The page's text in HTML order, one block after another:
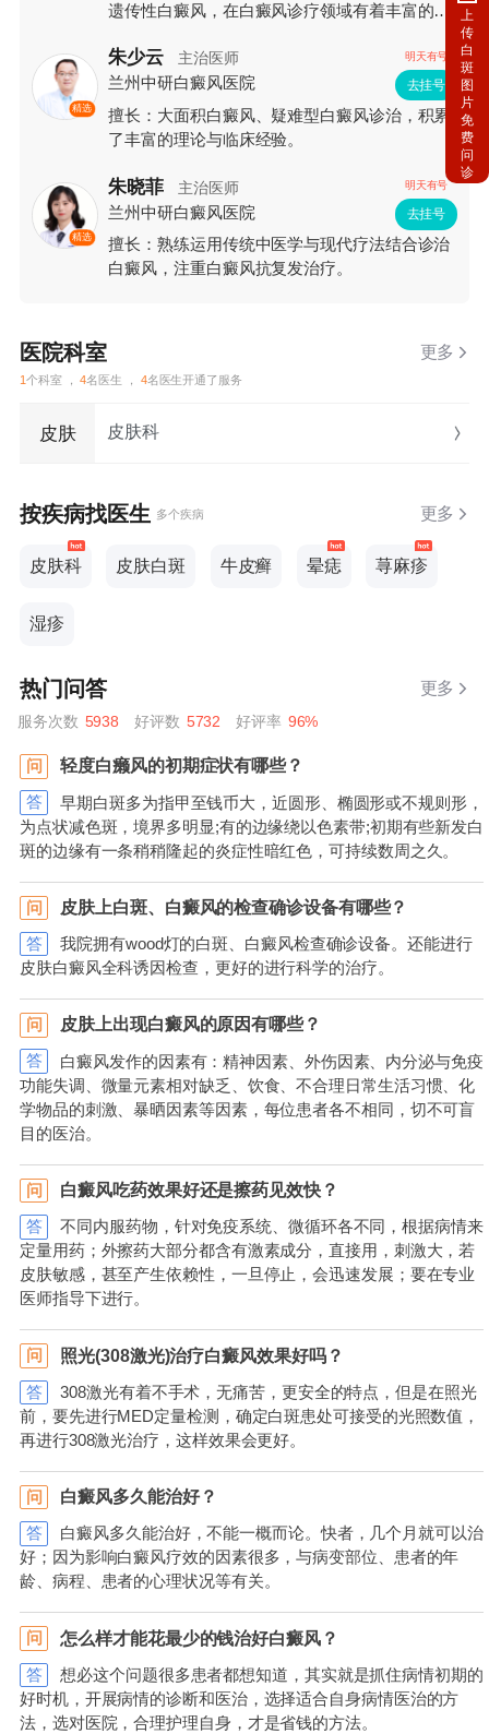
遗传性白癜风，在白癜风诊疗领域有着丰富的临
精选
朱少云 主治医师
兰州中研白癜风医院
明天有号
去挂号
擅长：大面积白癜风、疑难型白癜风诊治，积累
了丰富的理论与临床经验。
精选
朱晓菲 主治医师
兰州中研白癜风医院
明天有号
去挂号
擅长：熟练运用传统中医学与现代疗法结合诊治
白癜风，注重白癜风抗复发治疗。
医院科室 更多
1 个科室 ，4名医生 ， 4名医生开通了服务
皮肤 皮肤科
按疾病找医生 多个疾病 更多
皮肤科 皮肤白斑 牛皮癣 晕痣 荨麻疹
湿疹
热门问答 更多
服务次数 5938 好评数 5732 好评率 96%
问 轻度白癞风的初期症状有哪些？
答
早期白斑多为指甲至钱币大，近圆形、椭圆形或不规则形，
为点状减色斑，境界多明显;有的边缘绕以色素带;初期有些新发白
斑的边缘有一条稍稍隆起的炎症性暗红色，可持续数周之久。
问 皮肤上白斑、白癜风的检查确诊设备有哪些？
答
我院拥有wood灯的白斑、白癜风检查确诊设备。还能进行
皮肤白癜风全科诱因检查，更好的进行科学的治疗。
问 皮肤上出现白癜风的原因有哪些？
答
白癜风发作的因素有：精神因素、外伤因素、内分泌与免疫
功能失调、微量元素相对缺乏、饮食、不合理日常生活习惯、化
学物品的刺激、暴晒因素等因素，每位患者各不相同，切不可盲
目的医治。
问 白癜风吃药效果好还是擦药见效快？
答
不同内服药物，针对免疫系统、微循环各不同，根据病情来
定量用药；外擦药大部分都含有激素成分，直接用，刺激大，若
皮肤敏感，甚至产生依赖性，一旦停止，会迅速发展；要在专业
医师指导下进行。
问 照光(308激光)治疗白癜风效果好吗？
答
308激光有着不手术，无痛苦，更安全的特点，但是在照光
前，要先进行MED定量检测，确定白斑患处可接受的光照数值，
再进行308激光治疗，这样效果会更好。
问 白癜风多久能治好？
答
白癜风多久能治好，不能一概而论。快者，几个月就可以治
好；因为影响白癜风疗效的因素很多，与病变部位、患者的年
龄、病程、患者的心理状况等有关。
问 怎么样才能花最少的钱治好白癜风？
答
想必这个问题很多患者都想知道，其实就是抓住病情初期的
好时机，开展病情的诊断和医治，选择适合自身病情医治的方
法，选对医院，合理护理自身，才是省钱的方法。
上
传
白
斑
图
片
免
费
问
诊